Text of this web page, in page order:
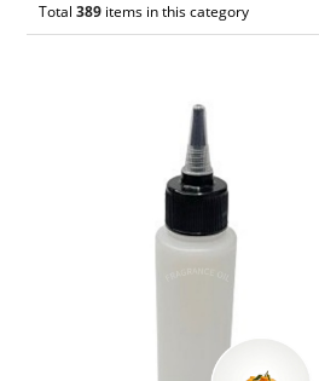
Total 389 items in this category